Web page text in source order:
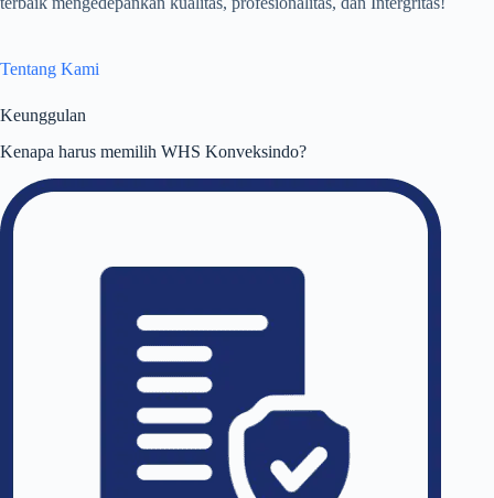
Tentang Kami
Keunggulan
Kenapa harus memilih WHS Konveksindo?